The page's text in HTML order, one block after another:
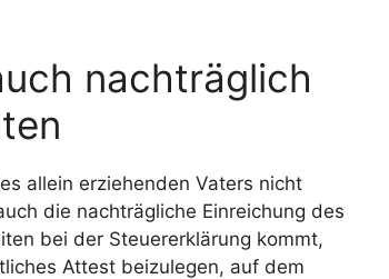
nachträglich
allein erziehenden Vaters nicht
die nachträgliche Einreichung des
bei der Steuererklärung kommt,
Attest beizulegen, auf dem